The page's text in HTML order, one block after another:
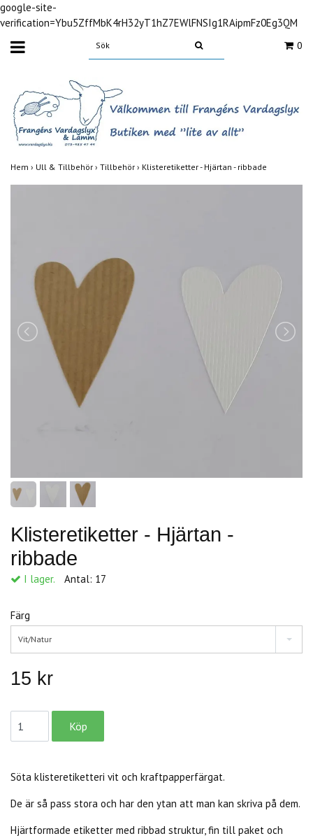
google-site-
verification=Ybu5ZffMbK4rH32yT1hZ7EWlFNSIg1RAipmFz0Eg3QM
0
Hem › Ull & Tillbehör › Tillbehör › Klisteretiketter - Hjärtan - ribbade
Klisteretiketter - Hjärtan -
ribbade
I lager. Antal: 17
Färg
Vit/Natur
15 kr
Söta klisteretiketteri vit och kraftpapperfärgat.
De är så pass stora och har den ytan att man kan skriva på dem.
Hjärtformade etiketter med ribbad struktur, fin till paket och